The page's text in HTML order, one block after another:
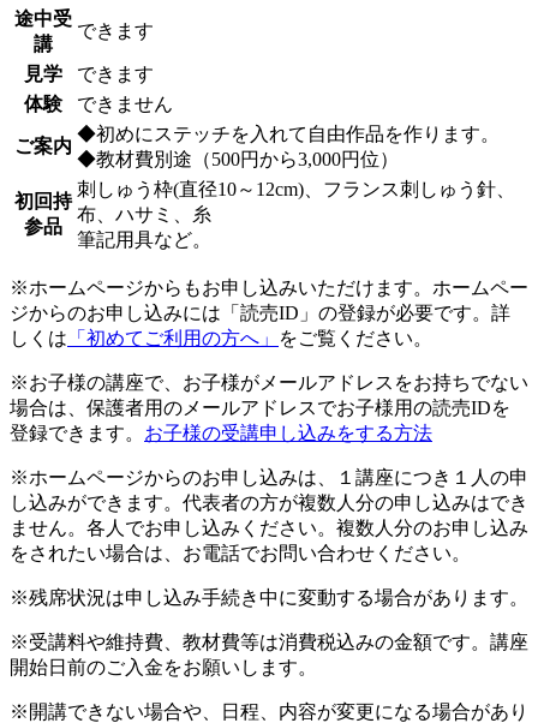
途中受
講
できます
見学
できます
体験
できません
ご案内
◆初めにステッチを入れて自由作品を作ります。
◆教材費別途（500円から3,000円位）
初回持
参品
刺しゅう枠(直径10～12cm)、フランス刺しゅう針、
布、ハサミ、糸
筆記用具など。
※ホームページからもお申し込みいただけます。ホームペー
ジからのお申し込みには「読売ID」の登録が必要です。詳
しくは 「初めてご利用の方へ」 をご覧ください。
※お子様の講座で、お子様がメールアドレスをお持ちでない
場合は、保護者用のメールアドレスでお子様用の読売IDを
登録できます。 お子様の受講申し込みをする方法
※ホームページからのお申し込みは、１講座につき１人の申
し込みができます。代表者の方が複数人分の申し込みはでき
ません。各人でお申し込みください。複数人分のお申し込み
をされたい場合は、お電話でお問い合わせください。
※残席状況は申し込み手続き中に変動する場合があります。
※受講料や維持費、教材費等は消費税込みの金額です。講座
開始日前のご入金をお願いします。
※開講できない場合や、日程、内容が変更になる場合があり